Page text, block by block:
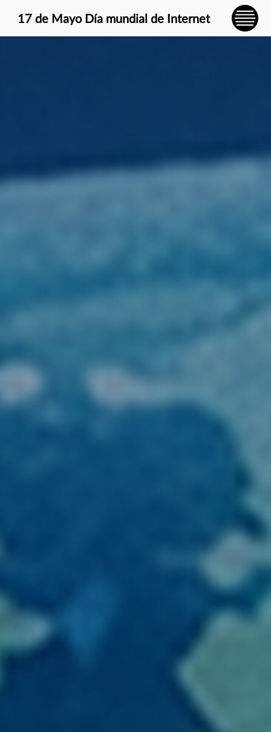
17 de Mayo Día mundial de Internet